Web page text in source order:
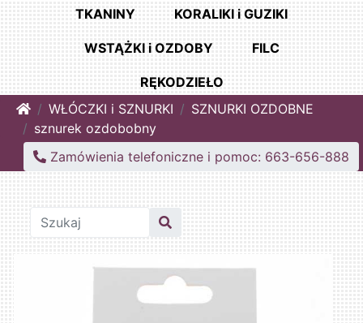
TKANINY KORALIKI i GUZIKI
WSTĄŻKI i OZDOBY FILC
RĘKODZIEŁO
HomeWŁÓCZKI i SZNURKI
SZNURKI OZDOBNE
sznurek ozdobobny
Zamówienia telefoniczne i pomoc: 663-656-888